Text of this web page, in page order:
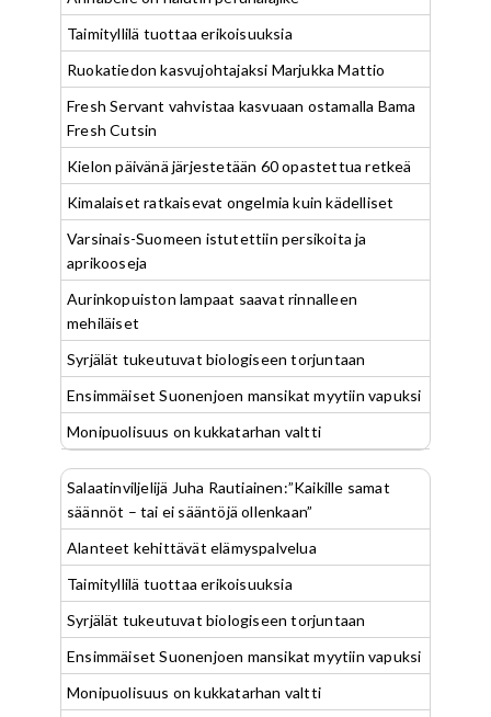
Taimityllilä tuottaa erikoisuuksia
Ruokatiedon kasvujohtajaksi Marjukka Mattio
Fresh Servant vahvistaa kasvuaan ostamalla Bama
Fresh Cutsin
Kielon päivänä järjestetään 60 opastettua retkeä
Kimalaiset ratkaisevat ongelmia kuin kädelliset
Varsinais-Suomeen istutettiin persikoita ja
aprikooseja
Aurinkopuiston lampaat saavat rinnalleen
mehiläiset
Syrjälät tukeutuvat biologiseen torjuntaan
Ensimmäiset Suonenjoen mansikat myytiin vapuksi
Monipuolisuus on kukkatarhan valtti
Salaatinviljelijä Juha Rautiainen:”Kaikille samat
säännöt – tai ei sääntöjä ollenkaan”
Alanteet kehittävät elämyspalvelua
Taimityllilä tuottaa erikoisuuksia
Syrjälät tukeutuvat biologiseen torjuntaan
Ensimmäiset Suonenjoen mansikat myytiin vapuksi
Monipuolisuus on kukkatarhan valtti